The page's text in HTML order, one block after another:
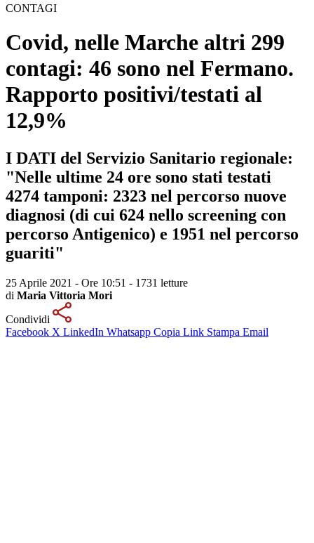
CONTAGI
Covid, nelle Marche altri 299
contagi: 46 sono nel Fermano.
Rapporto positivi/testati al
12,9%
I DATI del Servizio Sanitario regionale:
"Nelle ultime 24 ore sono stati testati
4274 tamponi: 2323 nel percorso nuove
diagnosi (di cui 624 nello screening con
percorso Antigenico) e 1951 nel percorso
guariti"
25 Aprile 2021 - Ore 10:51 - 1731 letture
di Maria Vittoria Mori
Condividi
Facebook X LinkedIn Whatsapp Copia Link Stampa Email